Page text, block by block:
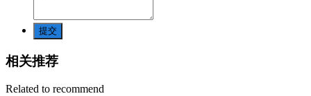
提交
相关推荐
Related to recommend